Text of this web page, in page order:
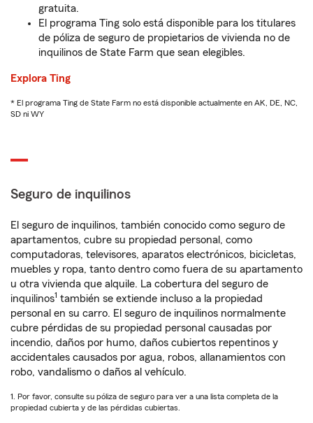
gratuita.
El programa Ting solo está disponible para los titulares
de póliza de seguro de propietarios de vivienda no de
inquilinos de State Farm que sean elegibles.
Explora Ting
* El programa Ting de State Farm no está disponible actualmente en AK, DE, NC,
SD ni WY
Seguro de inquilinos
El seguro de inquilinos, también conocido como seguro de
apartamentos, cubre su propiedad personal, como
computadoras, televisores, aparatos electrónicos, bicicletas,
muebles y ropa, tanto dentro como fuera de su apartamento
u otra vivienda que alquile. La cobertura del seguro de
inquilinos1 también se extiende incluso a la propiedad
personal en su carro. El seguro de inquilinos normalmente
cubre pérdidas de su propiedad personal causadas por
incendio, daños por humo, daños cubiertos repentinos y
accidentales causados por agua, robos, allanamientos con
robo, vandalismo o daños al vehículo.
1. Por favor, consulte su póliza de seguro para ver a una lista completa de la
propiedad cubierta y de las pérdidas cubiertas.